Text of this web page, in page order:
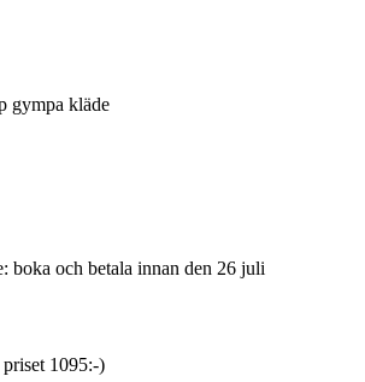
gympa kläde
boka och betala innan den 26 juli
1095:-)